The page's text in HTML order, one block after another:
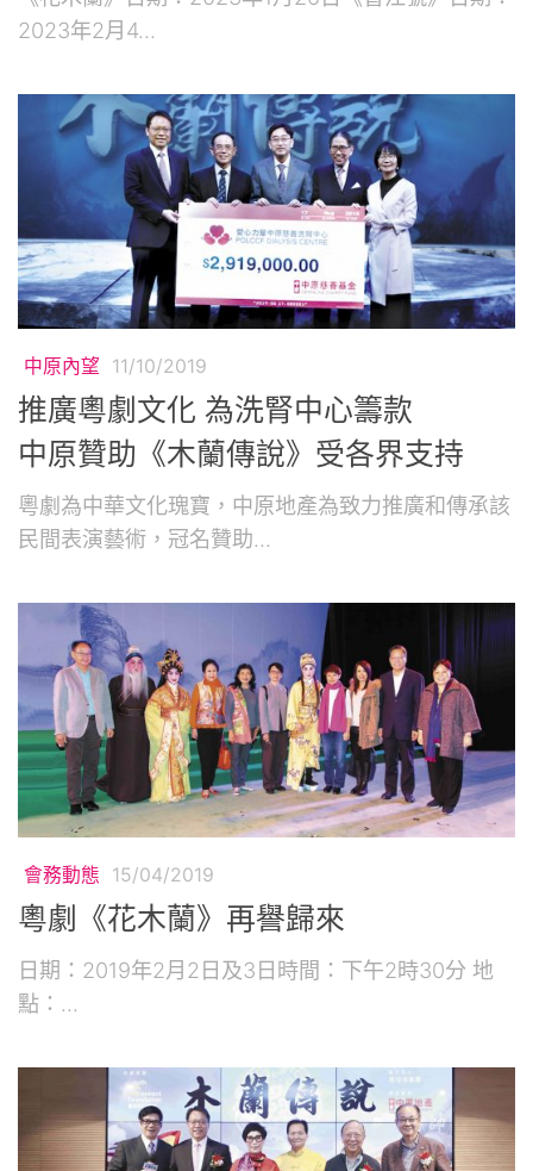
2023年2月4...
中原內望 11/10/2019
推廣粵劇文化 為洗腎中心籌款
中原贊助《木蘭傳說》受各界支持
粵劇為中華文化瑰寶，中原地產為致力推廣和傳承該
民間表演藝術，冠名贊助...
會務動態 15/04/2019
粵劇《花木蘭》再譽歸來
日期：2019年2月2日及3日時間：下午2時30分 地
點：...